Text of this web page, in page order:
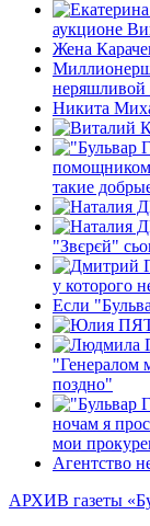
аукционе
Жена
неряшливой
Никита
такие
"Звєрєй"
у которого
Если
"Генералом
поздно"
ночам я
мои
Агентство
АРХИВ газеты